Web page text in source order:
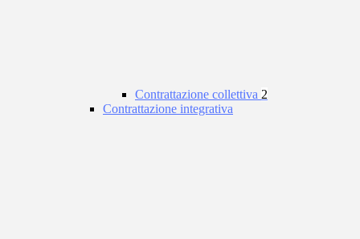
Contrattazione collettiva 2
Contrattazione integrativa